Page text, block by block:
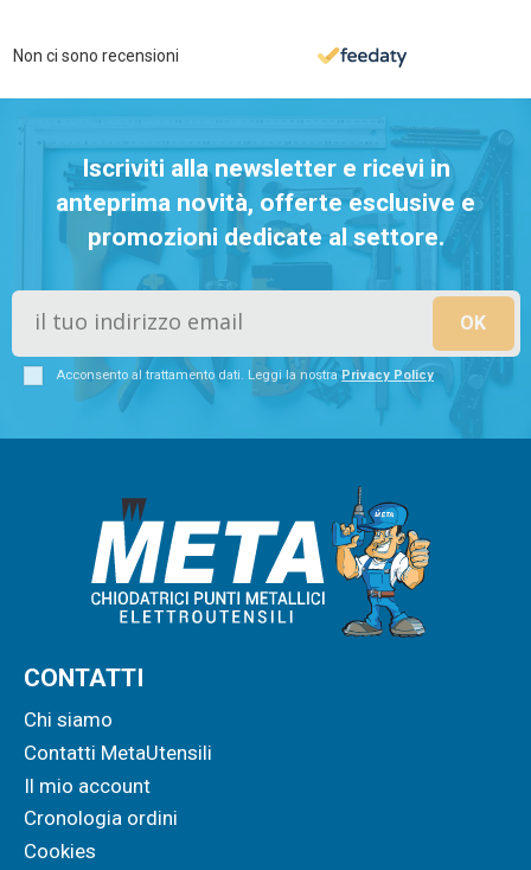
Non ci sono recensioni
Iscriviti alla newsletter e ricevi in
anteprima novità, offerte esclusive e
promozioni dedicate al settore.
Acconsento al trattamento dati. Leggi la nostraPrivacy Policy
CONTATTI
Chi siamo
Contatti MetaUtensili
Il mio account
Cronologia ordini
Cookies